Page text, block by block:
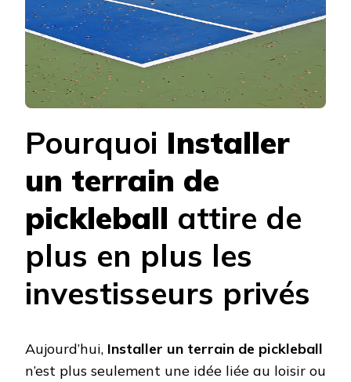
PRIVÉ
Pourquoi Installer
un terrain de
pickleball attire de
plus en plus les
investisseurs privés
Aujourd’hui, Installer un terrain de pickleball
n’est plus seulement une idée liée au loisir ou